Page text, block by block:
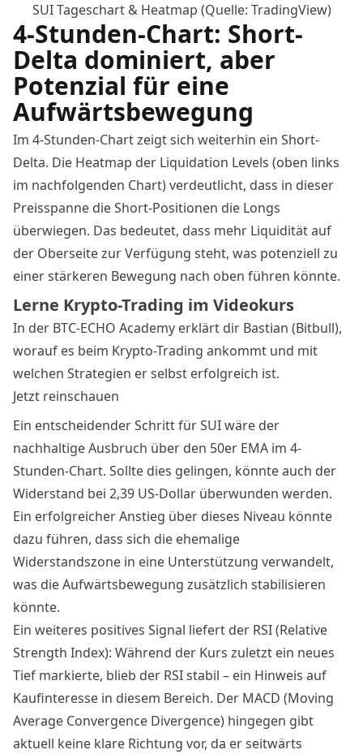
SUI Tageschart & Heatmap (Quelle: TradingView)
4-Stunden-Chart: Short-
Delta dominiert, aber
Potenzial für eine
Aufwärtsbewegung
Im 4-Stunden-Chart zeigt sich weiterhin ein Short-
Delta. Die Heatmap der Liquidation Levels (oben links
im nachfolgenden Chart) verdeutlicht, dass in dieser
Preisspanne die Short-Positionen die Longs
überwiegen. Das bedeutet, dass mehr Liquidität auf
der Oberseite zur Verfügung steht, was potenziell zu
einer stärkeren Bewegung nach oben führen könnte.
Lerne Krypto-Trading im Videokurs
In der BTC-ECHO Academy erklärt dir Bastian (Bitbull),
worauf es beim Krypto-Trading ankommt und mit
welchen Strategien er selbst erfolgreich ist.
Jetzt reinschauen
Ein entscheidender Schritt für SUI wäre der
nachhaltige Ausbruch über den 50er EMA im 4-
Stunden-Chart. Sollte dies gelingen, könnte auch der
Widerstand bei 2,39 US-Dollar überwunden werden.
Ein erfolgreicher Anstieg über dieses Niveau könnte
dazu führen, dass sich die ehemalige
Widerstandszone in eine Unterstützung verwandelt,
was die Aufwärtsbewegung zusätzlich stabilisieren
könnte.
Ein weiteres positives Signal liefert der RSI (Relative
Strength Index): Während der Kurs zuletzt ein neues
Tief markierte, blieb der RSI stabil – ein Hinweis auf
Kaufinteresse in diesem Bereich. Der MACD (Moving
Average Convergence Divergence) hingegen gibt
aktuell keine klare Richtung vor, da er seitwärts